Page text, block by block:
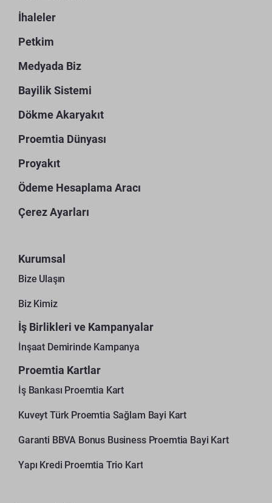
İhaleler
Petkim
Medyada Biz
Bayilik Sistemi
Dökme Akaryakıt
Proemtia Dünyası
Proyakıt
Ödeme Hesaplama Aracı
Çerez Ayarları
Kurumsal
Bize Ulaşın
Biz Kimiz
İş Birlikleri ve Kampanyalar
İnşaat Demirinde Kampanya
Proemtia Kartlar
İş Bankası Proemtia Kart
Kuveyt Türk Proemtia Sağlam Bayi Kart
Garanti BBVA Bonus Business Proemtia Bayi Kart
Yapı Kredi Proemtia Trio Kart